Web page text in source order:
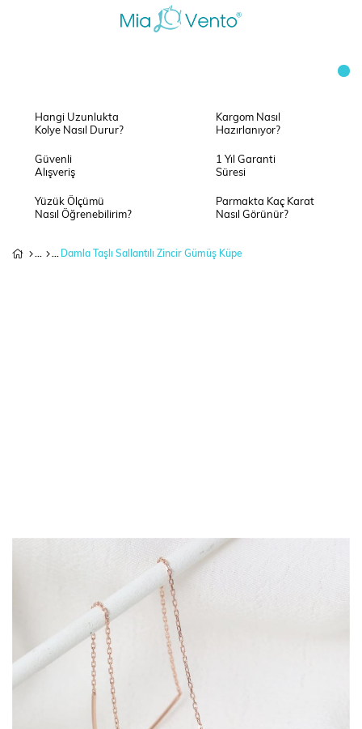
Hangi Uzunlukta
Kolye Nasıl Durur?
Kargom Nasıl
Hazırlanıyor?
Güvenli
Alışveriş
1 Yıl Garanti
Süresi
Yüzük Ölçümü
Nasıl Öğrenebilirim?
Parmakta Kaç Karat
Nasıl Görünür?
Damla Taşlı Sallantılı Zincir Gümüş Küpe